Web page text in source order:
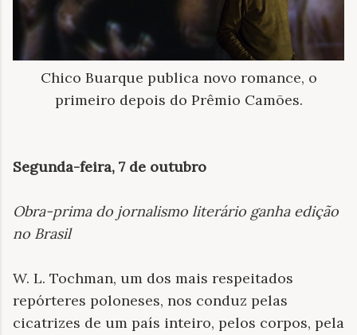
Chico Buarque publica novo romance, o
primeiro depois do Prêmio Camões.
Segunda-feira, 7 de outubro
Obra-prima do jornalismo literário ganha edição
no Brasil
W. L. Tochman, um dos mais respeitados
repórteres poloneses, nos conduz pelas
cicatrizes de um país inteiro, pelos corpos, pela